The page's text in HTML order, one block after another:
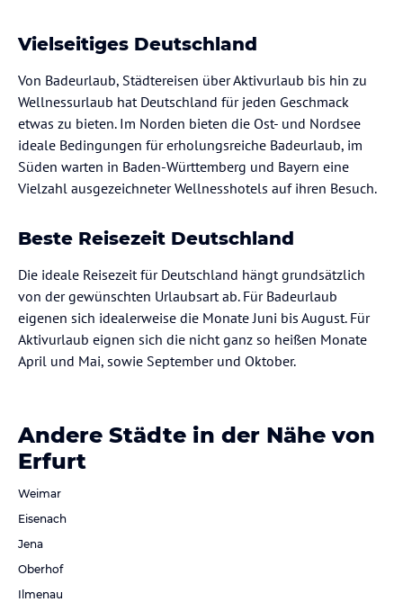
Vielseitiges Deutschland
Von Badeurlaub, Städtereisen über Aktivurlaub bis hin zu
Wellnessurlaub hat Deutschland für jeden Geschmack
etwas zu bieten. Im Norden bieten die Ost- und Nordsee
ideale Bedingungen für erholungsreiche Badeurlaub, im
Süden warten in Baden-Württemberg und Bayern eine
Vielzahl ausgezeichneter Wellnesshotels auf ihren Besuch.
Beste Reisezeit Deutschland
Die ideale Reisezeit für Deutschland hängt grundsätzlich
von der gewünschten Urlaubsart ab. Für Badeurlaub
eigenen sich idealerweise die Monate Juni bis August. Für
Aktivurlaub eignen sich die nicht ganz so heißen Monate
April und Mai, sowie September und Oktober.
Andere Städte in der Nähe von
Erfurt
Weimar
Eisenach
Jena
Oberhof
Ilmenau